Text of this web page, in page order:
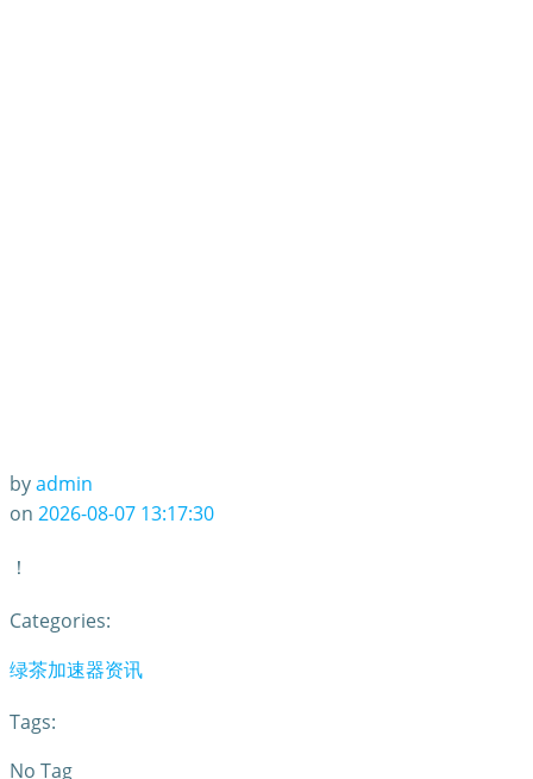
byadmin
on 2026-08-07 13:17:30
！
Categories:
绿茶加速器资讯
Tags:
No Tag